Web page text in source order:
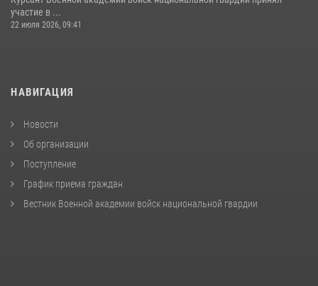
участие в ...
22 июля 2026, 09:41
НАВИГАЦИЯ
Новости
Об организации
Поступление
График приема граждан
Вестник Военной академии войск национальной гвардии